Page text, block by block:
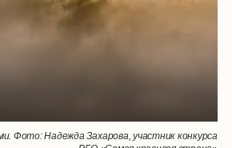
Фото: Надежда Захарова, участник конкурса